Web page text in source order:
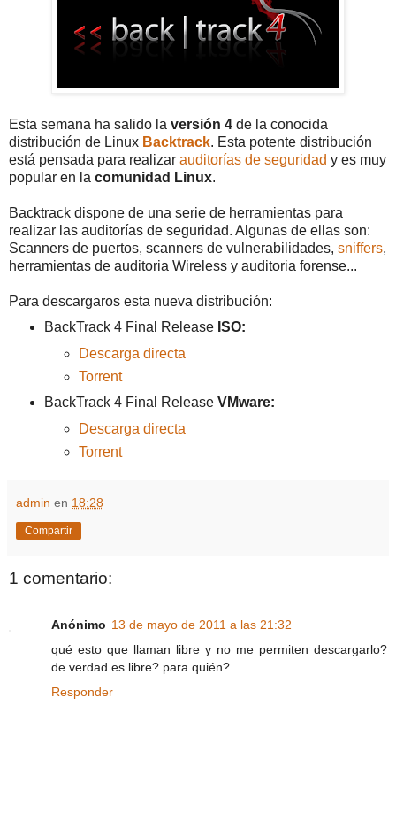
Esta semana ha salido la versión 4 de la conocida
distribución de Linux Backtrack. Esta potente distribución
está pensada para realizar auditorías de seguridad y es muy
popular en la comunidad Linux.
Backtrack dispone de una serie de herramientas para
realizar las auditorías de seguridad. Algunas de ellas son:
Scanners de puertos, scanners de vulnerabilidades, sniffers,
herramientas de auditoria Wireless y auditoria forense...
Para descargaros esta nueva distribución:
BackTrack 4 Final Release ISO:
Descarga directa
Torrent
BackTrack 4 Final Release VMware:
Descarga directa
Torrent
admin en 18:28
Compartir
1 comentario:
Anónimo 13 de mayo de 2011 a las 21:32
qué esto que llaman libre y no me permiten descargarlo?
de verdad es libre? para quién?
Responder